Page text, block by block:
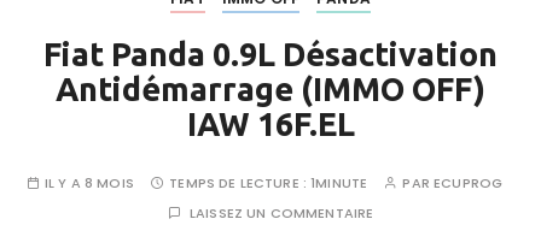
Fiat Panda 0.9L Désactivation
Antidémarrage (IMMO OFF)
IAW 16F.EL
IL Y A 8 MOIS TEMPS DE LECTURE :1MINUTE PARECUPROG
LAISSEZ UN COMMENTAIRE